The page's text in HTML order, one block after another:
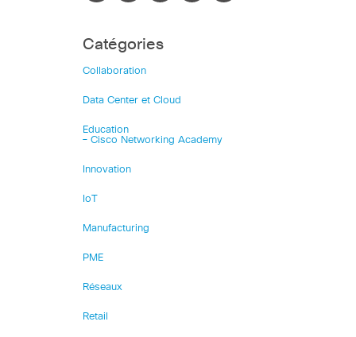
Catégories
Collaboration
Data Center et Cloud
Education
– Cisco Networking Academy
Innovation
IoT
Manufacturing
PME
Réseaux
Retail